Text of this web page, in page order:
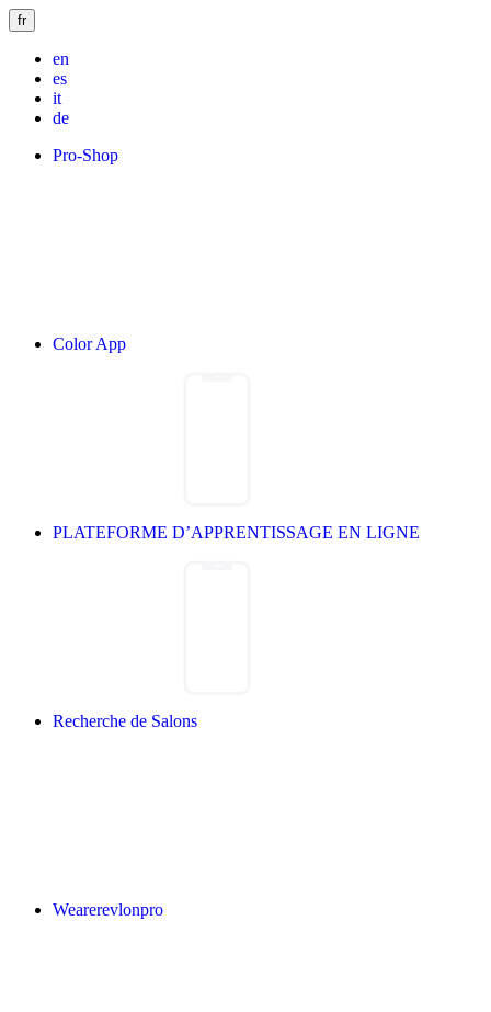
fr
en
es
it
de
Pro-Shop
Color App
PLATEFORME D’APPRENTISSAGE EN LIGNE
Recherche de Salons
Wearerevlonpro